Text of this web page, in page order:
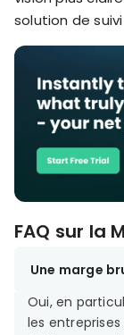
solution de
FAQ sur la
Une marge
Oui, en
les